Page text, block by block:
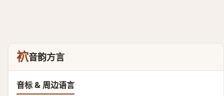
袕音韵方言
音标 & 周边语言